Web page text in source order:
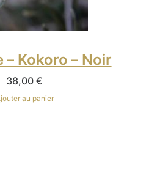
Kokoro – Noir
38,00 €
au panier